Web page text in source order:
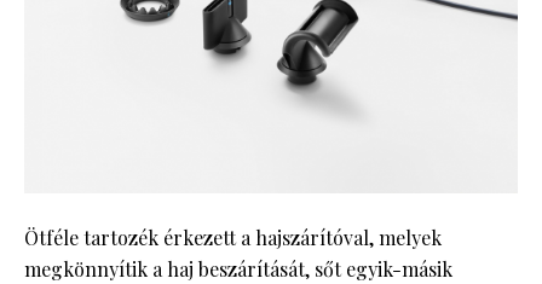
Ötféle tartozék érkezett a hajszárítóval, melyek
megkönnyítik a haj beszárítását, sőt egyik-másik